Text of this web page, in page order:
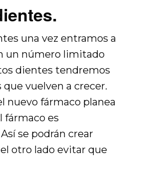
una vez entramos a
un número limitado
dientes tendremos
vuelven a crecer.
nuevo fármaco planea
fármaco es
se podrán crear
otro lado evitar que